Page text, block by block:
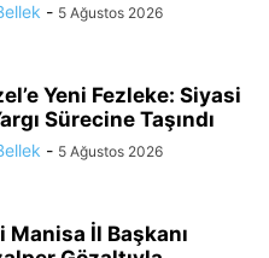
- 5 Ağustos 2026
Yeni Fezleke: Siyasi
Sürecine Taşındı
- 5 Ağustos 2026
Manisa İl Başkanı